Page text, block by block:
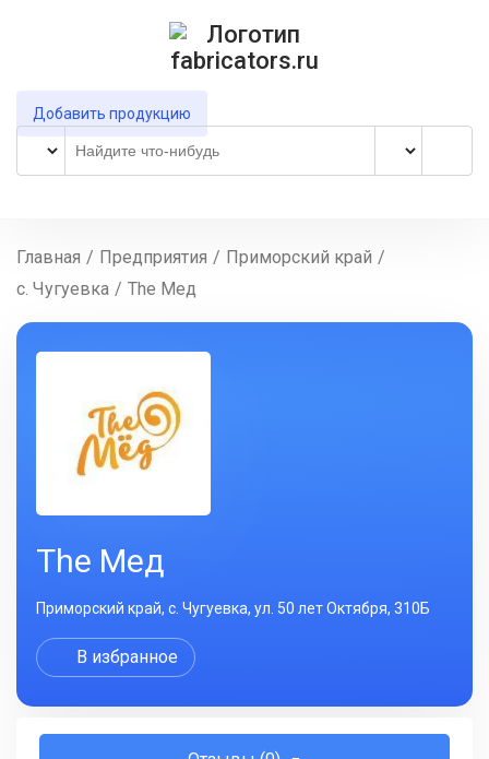
Добавить продукцию
Главная / Предприятия / Приморский край /
с. Чугуевка / The Мед
The Мед
Приморский край, с. Чугуевка, ул. 50 лет Октября, 310Б
В избранное